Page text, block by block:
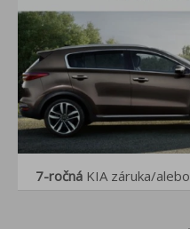
7-ročná KIA záruka/alebo